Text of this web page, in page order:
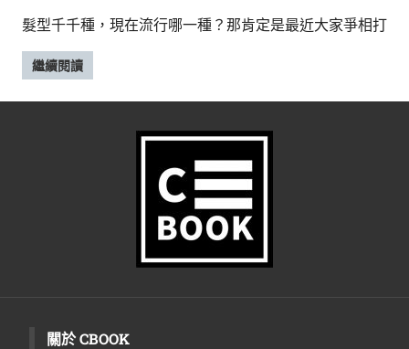
找
到
專
髮型千千種，現在流行哪一種？那肯定是最近大家爭相打
繼續閱讀
關於 CBOOK